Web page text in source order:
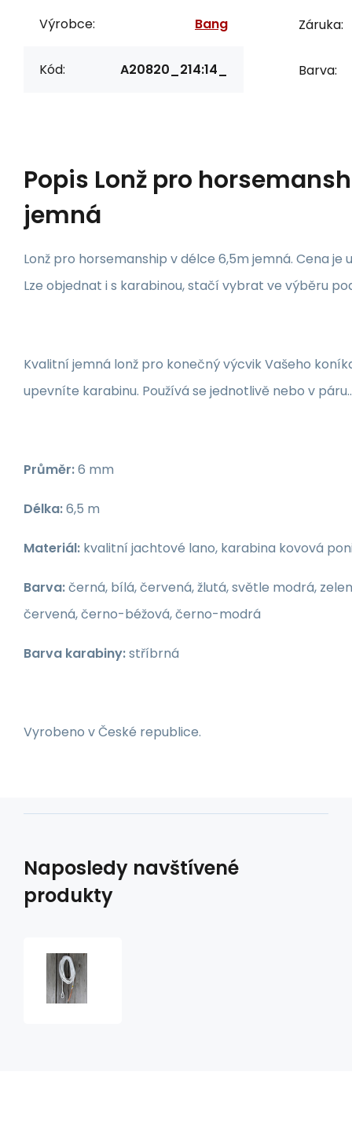
Výrobce: Bang
Kód: A20820_214:14_
Záruka:
Barva:
Popis Lonž pro
jemná
Lonž pro horsemanship v délce 6,5m jemná. Cena je
Lze objednat i s karabinou, stačí vybrat ve výběru
Kvalitní jemná lonž pro konečný výcvik Vašeho
upevníte karabinu. Používá se jednotlivě nebo v
Průměr:6 mm
Délka:6,5 m
Materiál: kvalitní jachtové lano, karabina kovová
Barva:černá, bílá, červená, žlutá, světle modrá,
červená, černo-béžová, černo-modrá
Barva karabiny:stříbrná
Vyrobeno v České republice.
Naposledy navštívené
produkty